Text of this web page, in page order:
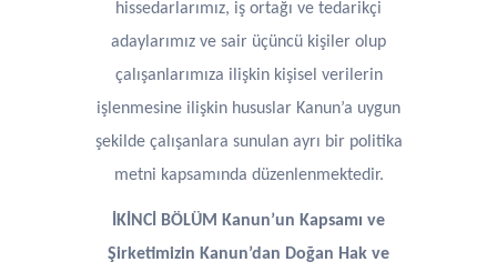
hissedarlarımız, iş ortağı ve tedarikçi
adaylarımız ve sair üçüncü kişiler olup
çalışanlarımıza ilişkin kişisel verilerin
işlenmesine ilişkin hususlar Kanun’a uygun
şekilde çalışanlara sunulan ayrı bir politika
metni kapsamında düzenlenmektedir.
İKİNCİ BÖLÜM Kanun’un Kapsamı ve
Şirketimizin Kanun’dan Doğan Hak ve